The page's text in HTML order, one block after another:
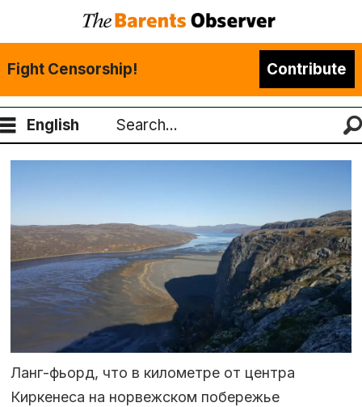
Fight Censorship! Contribute
English
Search
Ланг-фьорд, что в километре от центра
Киркенеса на норвежском побережье